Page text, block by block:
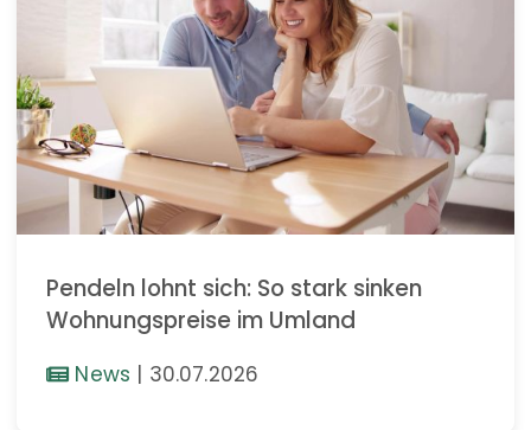
Pendeln lohnt sich: So stark sinken
Wohnungspreise im Umland
News 30.07.2026